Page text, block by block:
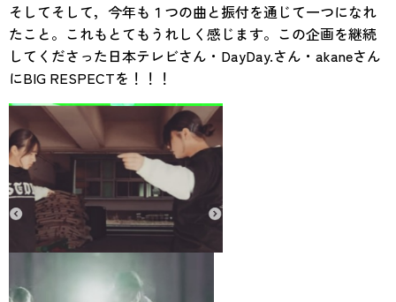
そしてそして，今年も１つの曲と振付を通じて一つになれ
たこと。これもとてもうれしく感じます。この企画を継続
してくださった日本テレビさん・DayDay.さん・akaneさん
にBIG RESPECTを！！！